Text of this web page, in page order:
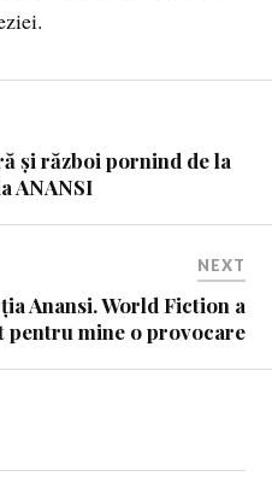
și război pornind de la
ANANSI
NEXT
Anansi. World Fiction a
pentru mine o provocare